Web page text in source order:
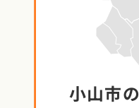
小山市の